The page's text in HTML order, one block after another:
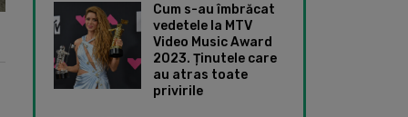
Cum s-au îmbrăcat
vedetele la MTV
Video Music Award
2023. Ținutele care
au atras toate
privirile